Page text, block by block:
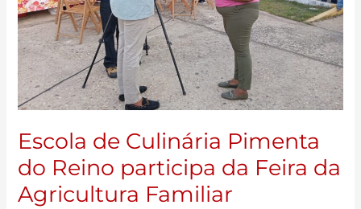
Escola de Culinária Pimenta
do Reino participa da Feira da
Agricultura Familiar
da
Feira
da
Agricultura
Familiar